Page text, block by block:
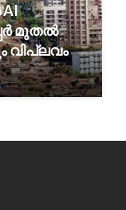
മുതൽ
വിപ്ലവം